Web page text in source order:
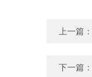
上一篇：
下一篇：